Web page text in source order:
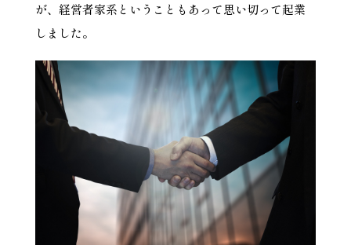
が、経営者家系ということもあって思い切って起業
しました。